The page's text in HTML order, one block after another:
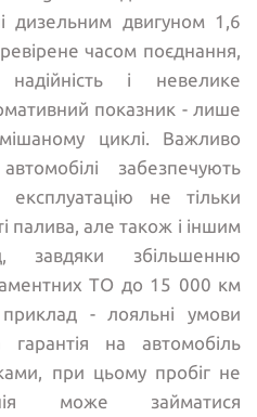
дизельним двигуном 1,6
часом поєднання,
і невелике
показник - лише
циклі. Важливо
забезпечують
експлуатацію не тільки
палива, але також і іншим
завдяки збільшенню
ТО до 15 000 км
- лояльні умови
гарантія на автомобіль
при цьому пробіг не
може займатися